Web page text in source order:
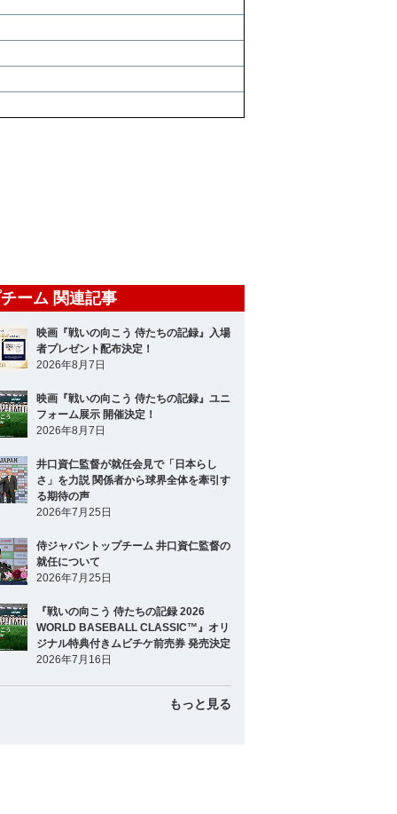
チーム 関連記事
映画『戦いの向こう 侍たちの記録』入場
者プレゼント配布決定！
2026年8月7日
映画『戦いの向こう 侍たちの記録』ユニ
フォーム展示 開催決定！
2026年8月7日
井口資仁監督が就任会見で「日本らし
さ」を力説 関係者から球界全体を牽引す
る期待の声
2026年7月25日
侍ジャパントップチーム 井口資仁監督の
就任について
2026年7月25日
『戦いの向こう 侍たちの記録 2026
WORLD BASEBALL CLASSIC™』オリ
ジナル特典付きムビチケ前売券 発売決定
2026年7月16日
もっと見る